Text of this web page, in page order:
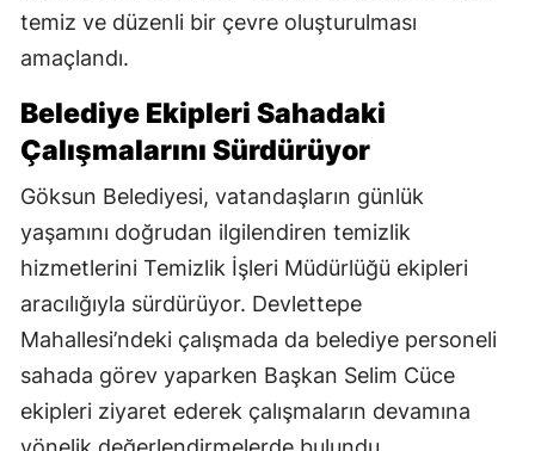
temiz ve düzenli bir çevre oluşturulması
amaçlandı.
Belediye Ekipleri Sahadaki
Çalışmalarını Sürdürüyor
Göksun Belediyesi, vatandaşların günlük
yaşamını doğrudan ilgilendiren temizlik
hizmetlerini Temizlik İşleri Müdürlüğü ekipleri
aracılığıyla sürdürüyor. Devlettepe
Mahallesi’ndeki çalışmada da belediye personeli
sahada görev yaparken Başkan Selim Cüce
ekipleri ziyaret ederek çalışmaların devamına